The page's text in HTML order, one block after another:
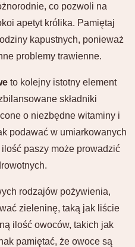
co pozwoli na
apetyt królika. Pamiętaj
kapustnych, ponieważ
problemy trawienne.
to kolejny istotny element
składniki
o niezbędne witaminy i
podawać w umiarkowanych
paszy może prowadzić
rodzajów pożywienia,
zieleninę, taką jak liście
ilość owoców, takich jak
pamiętać, że owoce są